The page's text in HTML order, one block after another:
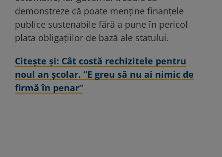
demonstreze că poate menține finanțele
publice sustenabile fără a pune în pericol
plata obligațiilor de bază ale statului.
Citeşte şi: Cât costă rechizitele pentru
noul an școlar. ”E greu să nu ai nimic de
firmă în penar”